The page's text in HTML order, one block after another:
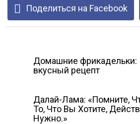
Поделиться на Facebook
Домашние фрикадельки:
вкусный рецепт
Далай-Лама: «Помните,
То, Что Вы Хотите,
Нужно.»